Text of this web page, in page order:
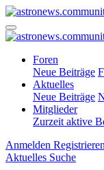
Foren
Neue Beiträge
Aktuelles
Neue Beiträge
Mitglieder
Zurzeit aktive
Anmelden Registrieren
Aktuelles Suche